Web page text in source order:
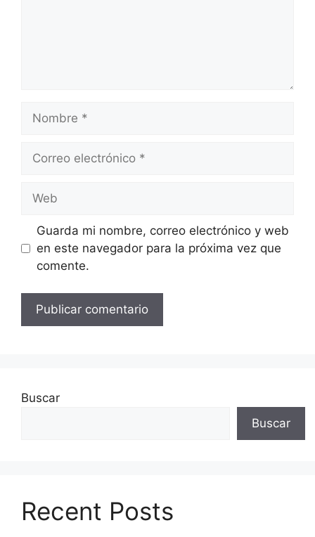
Nombre
Correo
Web
Guarda mi nombre, correo electrónico y web
en este navegador para la próxima vez que
comente.
Buscar
Buscar
Recent Posts